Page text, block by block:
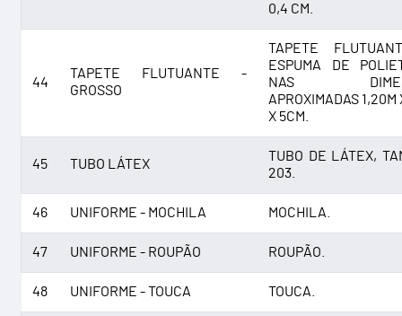
0,4 CM.
44
TAPETE FLUTUANTE -
GROSSO
TAPETE
ESPUMA DE
NAS
APROXIMADAS 1,20M
X 5CM.
45 TUBO LÁTEX
TUBO DE LÁTEX,
203.
46 UNIFORME - MOCHILA MOCHILA.
47 UNIFORME - ROUPÃO ROUPÃO.
48 UNIFORME - TOUCA TOUCA.